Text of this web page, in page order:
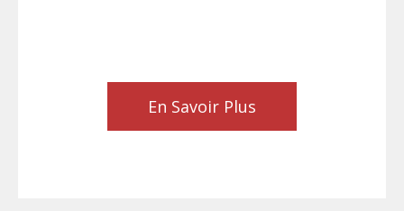
En Savoir Plus